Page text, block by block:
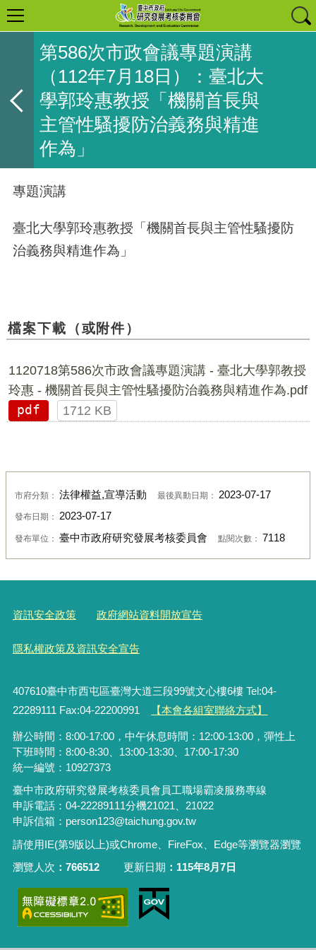
第586次市政會議專題演講
（112年7月18日）：臺北大
學郭玲惠教授「機關首長與
主管性騷擾防治義務與精進
作為」
專題演講
臺北大學郭玲惠教授「機關首長與主管性騷擾防
治義務與精進作為」
檔案下載（或附件）
1120718第586次市政會議專題演講 - 臺北大學郭教授
玲惠 - 機關首長與主管性騷擾防治義務與精進作為.pdf
pdf
1712 KB
市府分類： 法律權益,宣導活動 最後異動日期： 2023-07-17
發布日期： 2023-07-17
發布單位： 臺中市政府研究發展考核委員會 點閱次數： 7118
資訊安全政策 政府網站資料開放宣告
隱私權政策及資訊安全宣告
407610臺中市西屯區臺灣大道三段99號文心樓6樓 Tel:04-
22289111 Fax:04-22200991
【本會各組室聯絡方式】
辦公時間：8:00-17:00，中午休息時間：12:00-13:00，彈性上
下班時間：8:00-8:30、13:00-13:30、17:00-17:30
統一編號：10927373
臺中市政府研究發展考核委員會員工職場霸凌服務專線
申訴電話：04-22289111分機21021、21022
申訴信箱：person123@taichung.gov.tw
請使用IE(第9版以上)或Chrome、FireFox、Edge等瀏覽器瀏覽
瀏覽人次
766512 更新日期 115年8月7日